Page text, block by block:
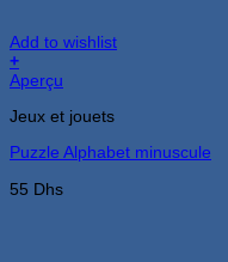
Add to wishlist
+
Aperçu
Jeux et jouets
Puzzle Alphabet minuscule
55 Dhs